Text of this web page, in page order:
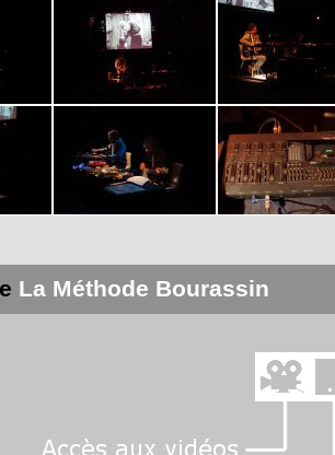
La Méthode Bourassin